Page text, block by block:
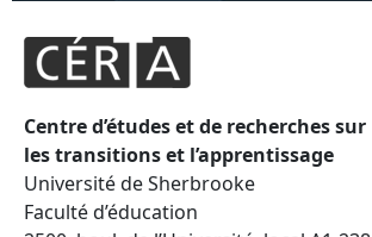
Centre d’études et de recherches sur
les transitions et l’apprentissage
Université de Sherbrooke
Faculté d’éducation